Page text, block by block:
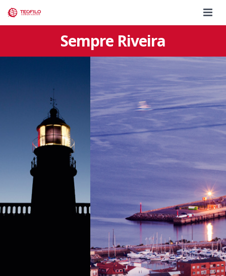
TEÓFILO EDICIÓNS
TRABAJOS
TIENDA EDITORIAL
JACOBSLAND
Sempre Riveira